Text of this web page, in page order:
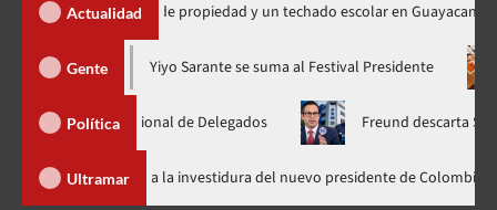
Actualidad
450 títulos de propiedad y un techado escolar en Guayacanal
Gente
en nuevo horario Yiyo Sarante se suma al Festival
Política
Nacional de Delegados Freund descarta Secretaría de
Ultramar
Abinader llega a Cali para asistir a la investidura del nuevo presidente